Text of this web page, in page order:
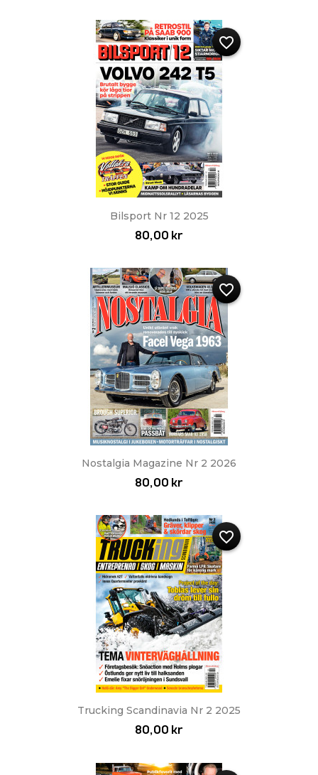
Bilsport Nr 12 2025
80,00 kr
favorite_border
Nostalgia Magazine Nr 2 2026
80,00 kr
favorite_border
Trucking Scandinavia Nr 2 2025
80,00 kr
favorite_border